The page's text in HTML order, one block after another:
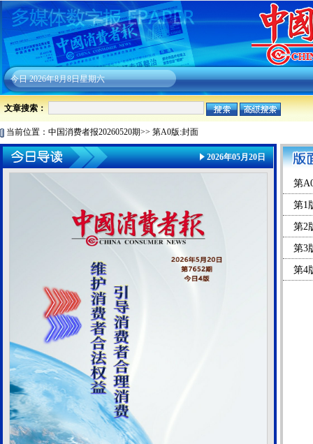
今日2026年8月8日星期六
文章搜索：
当前位置： 中国消费者报20260520期>> 第A0版:封面
2026年05月20日
第
第1
第2
第3
第4